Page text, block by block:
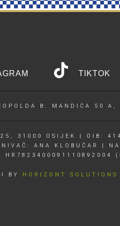
TIKTOK
B. MANDIĆA 50
25, 31000 OSIJEK | OIB:
ANA KLOBUČAR |
HR7823400091110892004
BY HORIZONT SOLUTIONS